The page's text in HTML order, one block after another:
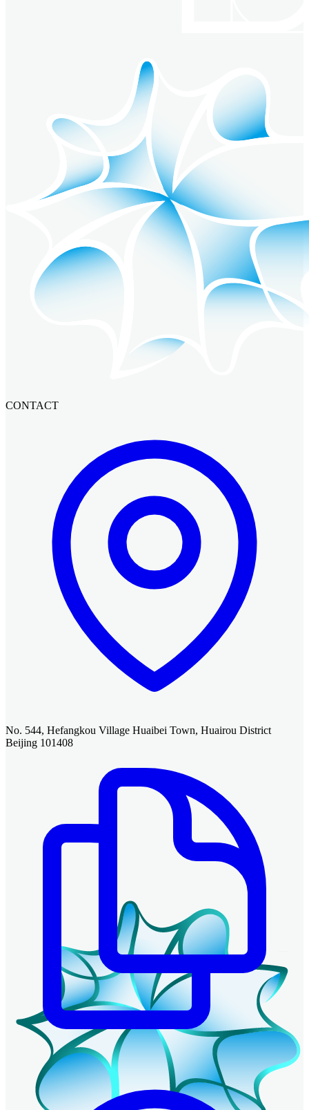
CONTACT
No. 544, Hefangkou Village Huaibei Town, Huairou District
Beijing 101408